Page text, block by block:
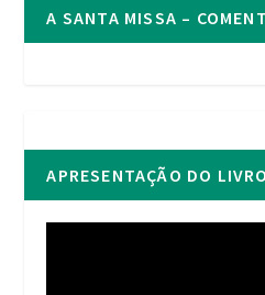
A SANTA MISSA –
APRESENTAÇÃO DO LIVRO